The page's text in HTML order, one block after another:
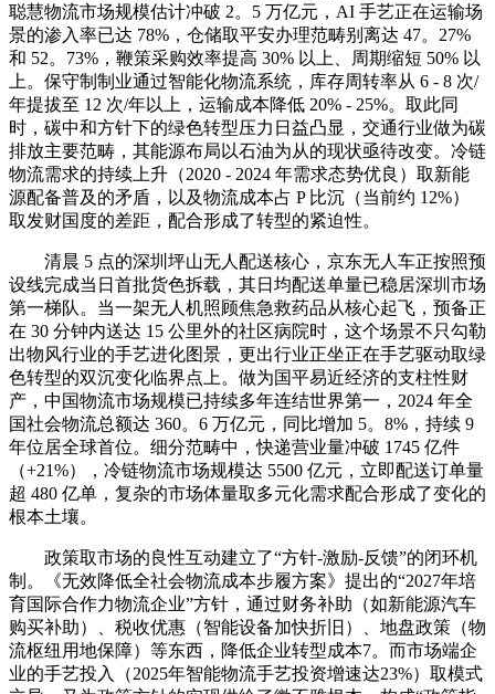
聪慧物流市场规模估计冲破 2。5 万亿元，AI 手艺正在运输场
景的渗入率已达 78%，仓储取平安办理范畴别离达 47。27%
和 52。73%，鞭策采购效率提高 30% 以上、周期缩短 50% 以
上。保守制制业通过智能化物流系统，库存周转率从 6 - 8 次/
年提拔至 12 次/年以上，运输成本降低 20% - 25%。取此同
时，碳中和方针下的绿色转型压力日益凸显，交通行业做为碳
排放主要范畴，其能源布局以石油为从的现状亟待改变。冷链
物流需求的持续上升（2020 - 2024 年需求态势优良）取新能
源配备普及的矛盾，以及物流成本占 P 比沉（当前约 12%）
取发财国度的差距，配合形成了转型的紧迫性。
清晨 5 点的深圳坪山无人配送核心，京东无人车正按照预
设线完成当日首批货色拆载，其日均配送单量已稳居深圳市场
第一梯队。当一架无人机照顾焦急救药品从核心起飞，预备正
在 30 分钟内送达 15 公里外的社区病院时，这个场景不只勾勒
出物风行业的手艺进化图景，更出行业正坐正在手艺驱动取绿
色转型的双沉变化临界点上。做为国平易近经济的支柱性财
产，中国物流市场规模已持续多年连结世界第一，2024 年全
国社会物流总额达 360。6 万亿元，同比增加 5。8%，持续 9
年位居全球首位。细分范畴中，快递营业量冲破 1745 亿件
（+21%），冷链物流市场规模达 5500 亿元，立即配送订单量
超 480 亿单，复杂的市场体量取多元化需求配合形成了变化的
根本土壤。
政策取市场的良性互动建立了“方针-激励-反馈”的闭环机
制。《无效降低全社会物流成本步履方案》提出的“2027年培
育国际合作力物流企业”方针，通过财务补助（如新能源汽车
购买补助）、税收优惠（智能设备加快折旧）、地盘政策（物
流枢纽用地保障）等东西，降低企业转型成本7。而市场端企
业的手艺投入（2025年智能物流手艺投资增速达23%）取模式